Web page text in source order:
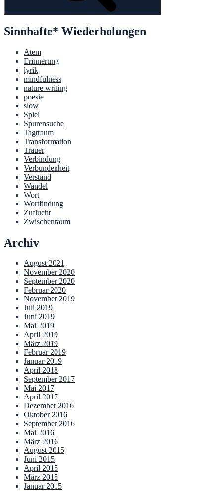
Sinnhafte* Wiederholungen
Atem
Erinnerung
lyrik
mindfulness
nature writing
poesie
slow
Spiel
Spurensuche
Tagtraum
Transformation
Trauer
Verbindung
Verbundenheit
Verstand
Wandel
Wort
Wortfindung
Zuflucht
Zwischenraum
Archiv
August 2021
November 2020
September 2020
Februar 2020
November 2019
Juli 2019
Juni 2019
Mai 2019
April 2019
März 2019
Februar 2019
Januar 2019
April 2018
September 2017
Mai 2017
April 2017
Dezember 2016
Oktober 2016
September 2016
Mai 2016
März 2016
August 2015
Juni 2015
April 2015
März 2015
Januar 2015